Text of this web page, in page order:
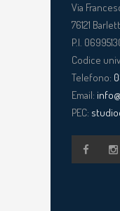
Via
76121
P.I.
Codice
Telefono:
Email:
PEC: